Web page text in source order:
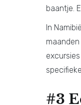
baantje.
In
#3